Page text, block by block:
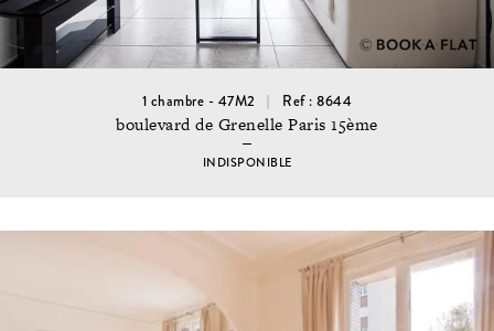
1 chambre - 47M2 Ref : 8644
boulevard de Grenelle Paris 15ème
INDISPONIBLE